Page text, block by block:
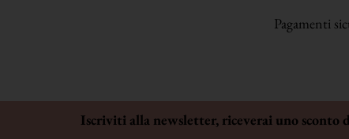
Pagamenti
Iscriviti alla newsletter, riceverai uno sconto